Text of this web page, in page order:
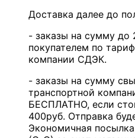
Доставка далее до
- заказы на сумму до
покупателем по
компании СДЭК.
- заказы на сумму
транспортной
БЕСПЛАТНО, если
400руб. Отправка
Экономичная